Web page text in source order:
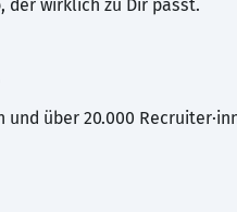
der wirklich zu Dir passt.
über 20.000